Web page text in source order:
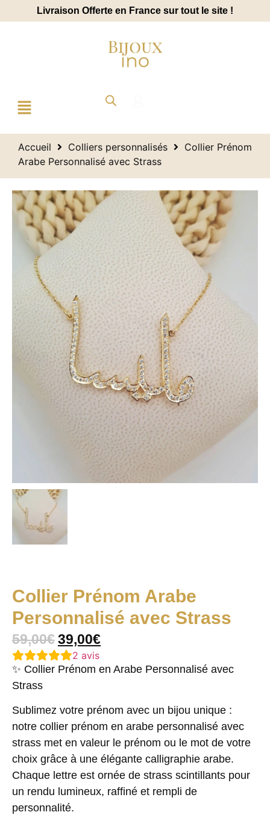
Livraison Offerte en France sur tout le site !
Accueil Colliers personnalisés
Collier Prénom
Arabe Personnalisé avec Strass
Collier Prénom Arabe
Personnalisé avec Strass
59,00€39,00€
2 avis
✨ Collier Prénom en Arabe Personnalisé avec
Strass
Sublimez votre prénom avec un bijou unique :
notre collier prénom en arabe personnalisé avec
strass met en valeur le prénom ou le mot de votre
choix grâce à une élégante calligraphie arabe.
Chaque lettre est ornée de strass scintillants pour
un rendu lumineux, raffiné et rempli de
personnalité.